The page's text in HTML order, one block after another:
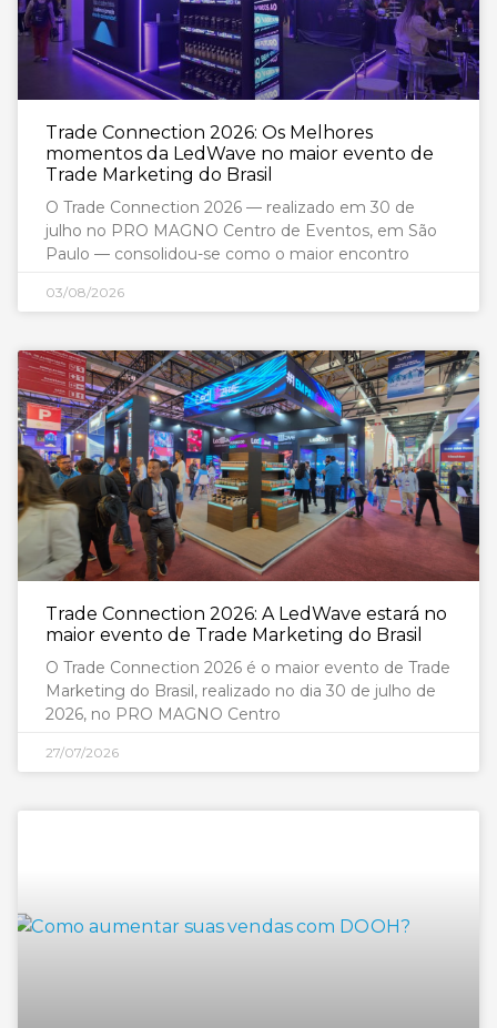
Trade Connection 2026: Os Melhores
momentos da LedWave no maior evento de
Trade Marketing do Brasil
O Trade Connection 2026 — realizado em 30 de
julho no PRO MAGNO Centro de Eventos, em São
Paulo — consolidou-se como o maior encontro
03/08/2026
Trade Connection 2026: A LedWave estará no
maior evento de Trade Marketing do Brasil
O Trade Connection 2026 é o maior evento de Trade
Marketing do Brasil, realizado no dia 30 de julho de
2026, no PRO MAGNO Centro
27/07/2026